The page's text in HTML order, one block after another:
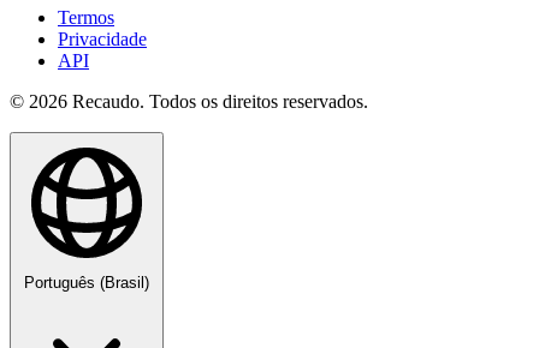
Termos
Privacidade
API
© 2026 Recaudo. Todos os direitos reservados.
Português (Brasil)